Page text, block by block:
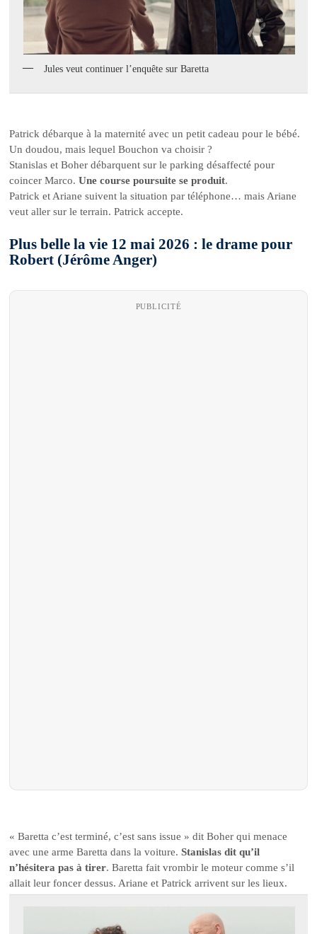
Jules veut continuer l’enquête sur Baretta
Patrick débarque à la maternité avec un petit cadeau pour le bébé.
Un doudou, mais lequel Bouchon va choisir ?
Stanislas et Boher débarquent sur le parking désaffecté pour
coincer Marco.Une course poursuite se produit.
Patrick et Ariane suivent la situation par téléphone… mais Ariane
veut aller sur le terrain. Patrick accepte.
Plus belle la vie 12 mai 2026 : le drame pour
Robert (Jérôme Anger)
PUBLICITÉ
« Baretta c’est terminé, c’est sans issue » dit Boher qui menace
avec une arme Baretta dans la voiture.Stanislas dit qu’il
n’hésitera pas à tirer. Baretta fait vrombir le moteur comme s’il
allait leur foncer dessus. Ariane et Patrick arrivent sur les lieux.